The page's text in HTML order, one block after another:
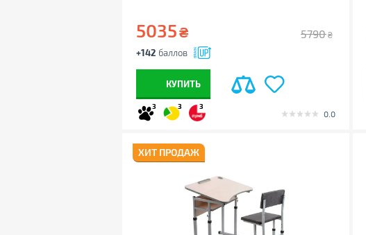
5035₴ 5790 ₴
+142 баллов
КУПИТЬ
3 3 3
0.0
ХИТ ПРОДАЖ